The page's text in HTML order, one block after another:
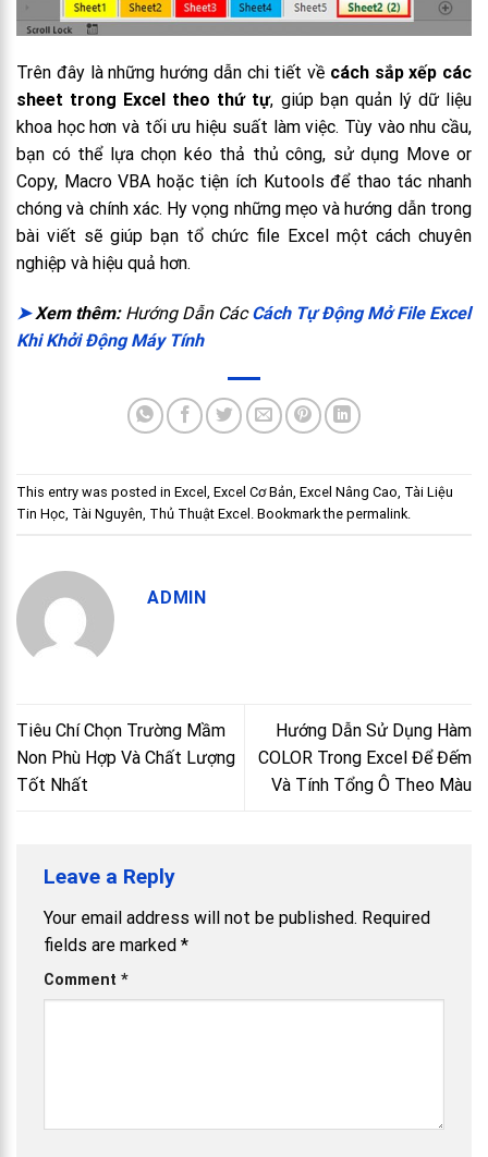
Trên đây là những hướng dẫn chi tiết về cách sắp xếp các
sheet trong Excel theo thứ tự, giúp bạn quản lý dữ liệu
khoa học hơn và tối ưu hiệu suất làm việc. Tùy vào nhu cầu,
bạn có thể lựa chọn kéo thả thủ công, sử dụng Move or
Copy, Macro VBA hoặc tiện ích Kutools để thao tác nhanh
chóng và chính xác. Hy vọng những mẹo và hướng dẫn trong
bài viết sẽ giúp bạn tổ chức file Excel một cách chuyên
nghiệp và hiệu quả hơn.
➤Xem thêm: Hướng Dẫn CácCách Tự Động Mở File Excel
Khi Khởi Động Máy Tính
This entry was posted in Excel , Excel Cơ Bản, Excel Nâng Cao, Tài Liệu
Tin Học, Tài Nguyên, Thủ Thuật Excel . Bookmark the permalink.
ADMIN
Tiêu Chí Chọn Trường Mầm
Non Phù Hợp Và Chất Lượng
Tốt Nhất
Hướng Dẫn Sử Dụng Hàm
COLOR Trong Excel Để Đếm
Và Tính Tổng Ô Theo Màu
Leave a Reply
Your email address will not be published. Required
fields are marked *
Comment *